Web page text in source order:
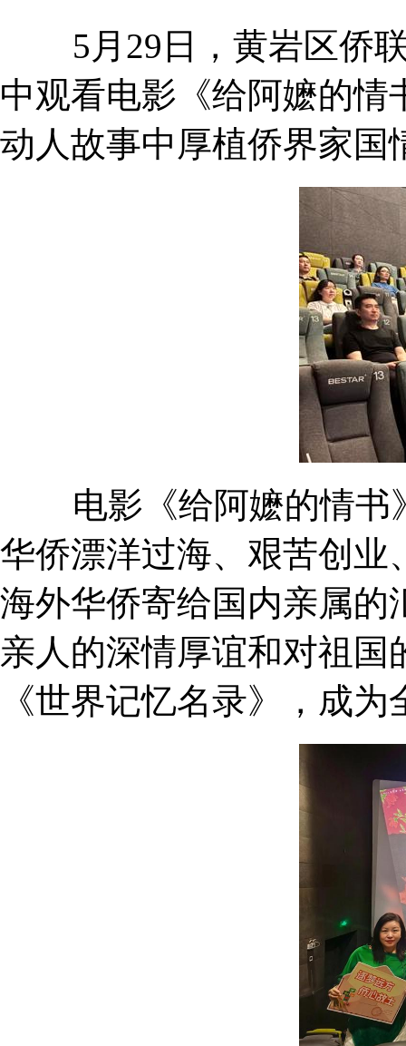
5月29日，黄岩区侨联
中观看电影《给阿嬷的
动人故事中厚植侨界家国
电影《给阿嬷的情书
华侨漂洋过海、艰苦创业
海外华侨寄给国内亲属的
亲人的深情厚谊和对祖国
《世界记忆名录》，成